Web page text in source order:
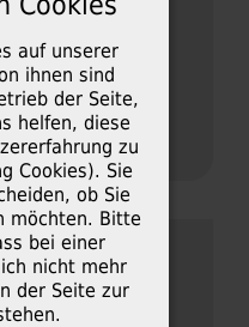
auf unserer
ihnen sind
der Seite,
helfen, diese
zu
Cookies). Sie
ob Sie
möchten. Bitte
bei einer
nicht mehr
der Seite zur